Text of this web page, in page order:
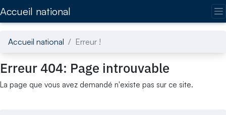
Accueil national
Accueil national Erreur !
Erreur 404: Page introuvable
La page que vous avez demandé n'existe pas sur ce site.